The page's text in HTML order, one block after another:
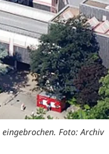
Foto: Archiv